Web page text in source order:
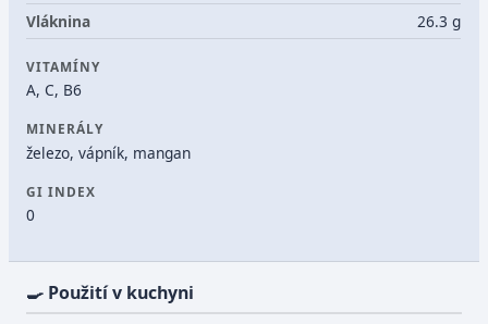
Vláknina
26.3 g
VITAMÍNY
A, C, B6
MINERÁLY
železo, vápník, mangan
GI INDEX
0
🍳 Použití v kuchyni